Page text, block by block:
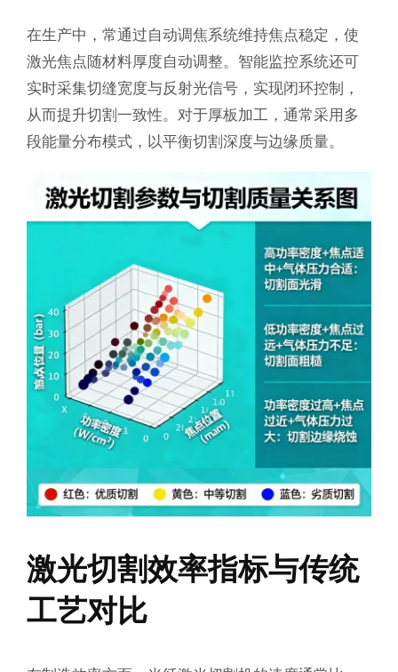
在生产中，常通过自动调焦系统维持焦点稳定，使
激光焦点随材料厚度自动调整。智能监控系统还可
实时采集切缝宽度与反射光信号，实现闭环控制，
从而提升切割一致性。对于厚板加工，通常采用多
段能量分布模式，以平衡切割深度与边缘质量。
激光切割效率指标与传统
工艺对比